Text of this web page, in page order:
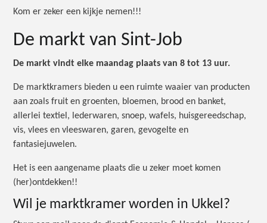
Kom er zeker een kijkje nemen!!!
De markt van Sint-Job
De markt vindt elke maandag plaats van 8 tot 13 uur.
De marktkramers bieden u een ruimte waaier van producten
aan zoals fruit en groenten, bloemen, brood en banket,
allerlei textiel, lederwaren, snoep, wafels, huisgereedschap,
vis, vlees en vleeswaren, garen, gevogelte en
fantasiejuwelen.
Het is een aangename plaats die u zeker moet komen
(her)ontdekken!!
Wil je marktkramer worden in Ukkel?